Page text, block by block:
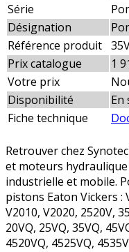
Série
Désignation
Référence produit
Prix catalogue
1
Votre prix
Disponibilité
En
Fiche technique
Retrouver chez
et moteurs hydraulique
industrielle et mobile.
pistons Eaton Vickers :
V2010, V2020, 2520V,
20VQ, 25VQ, 35VQ,
4520VQ, 4525VQ,